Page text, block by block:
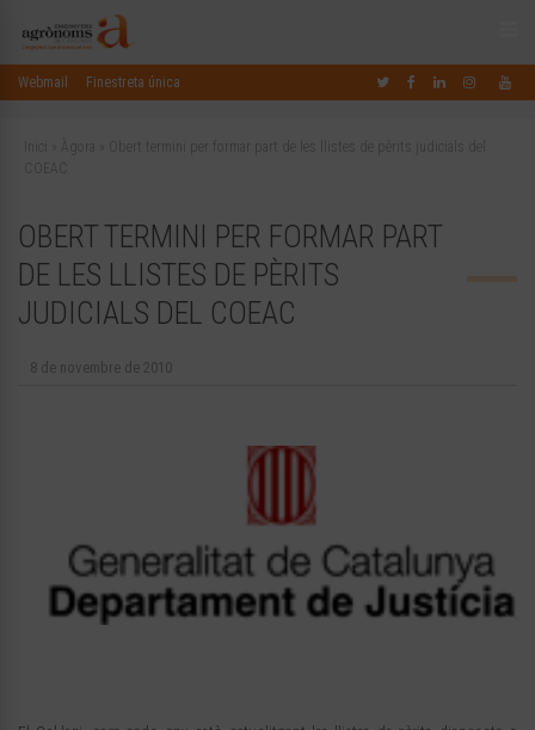
Webmail Finestreta única
Inici Àgora
Obert termini per formar part de les llistes de pèrits judicials del
COEAC
OBERT TERMINI PER FORMAR PART
DE LES LLISTES DE PÈRITS
JUDICIALS DEL COEAC
8 de novembre de 2010